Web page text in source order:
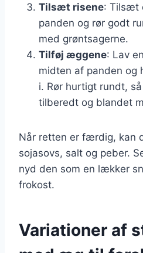
Tilsæt risene: Tilsæt
panden og rør godt
med grøntsagerne.
Tilføj æggene: Lav
midten af panden
i. Rør hurtigt rundt,
tilberedt og blandet
Når retten er færdig, kan
sojasovs, salt og peber.
nyd den som en lækker
frokost.
Variationer af